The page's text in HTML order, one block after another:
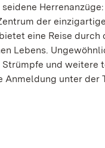
der
bietet eine Reise
Lebens.
und
unter der